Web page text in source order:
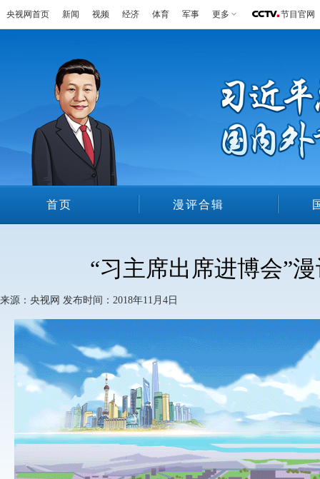
央视网首页 新闻 视频 经济 体育 军事 更多 节目官网
首页 漫评合辑
“习主席出席进博会”
来源：央视网 发布时间：2018年11月4日